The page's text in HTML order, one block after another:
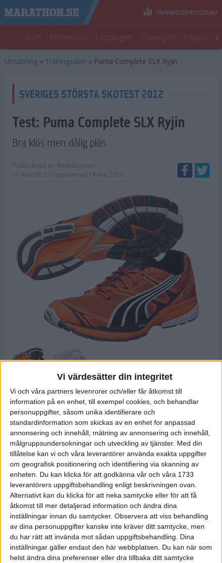
Vi värdesätter din integritet
Vi och våra partners levenrorer och/eller får åtkomst till
information på en enhet, till exempel cookies, och behandlar
personuppgifter, såsom unika identifierare och
standardinformation som skickas av en enhet for anpassad
annonsering och innehåll, mätning av annonsering och innehåll,
målgruppsundersokningar och utveckling av tjänster. Med din
tillåtelse kan vi och våra leverantörer använda exakta uppgifter
om geografisk positionering och identifiering via skanning av
enheten. Du kan klicka för att godkänna vår och våra 1733
leverantörers uppgiftsbehandling enligt beskrivningen ovan.
Alternativt kan du klicka för att neka samtycke eller för att få
åtkomst till mer detaljerad information och ändra dina
inställningar innan du samtycker. Observera att viss behandling
av dina personuppgifter kanske inte kräver ditt samtycke, men
du har rätt att invända mot sådan uppgiftsbehandling. Dina
inställningar gäller endast den här webbplatsen. Du kan när som
helst ändra dina preferenser eller dra tillbaka ditt samtycke
Start Nyheterna Löpningen Träningen
TRÄNINGSPROGRAM
Utrustning » Träningsskor » Puma Complete SLX Ryjin
SVERIGES STÖRSTA SKOTEST 2012
Test: Puma Complete SLX Ryjin
Bra klös men dålig plös
Publicerad av Redaktionen
11 maj 2012 • Uppdaterad 14 maj 2012
Puma Complete SLX Ryjin
8/10
Ännu en positiv
överraskning från Puma.
En sko som fungerar bra
både till distanspassen och
de lite snabbare
intervallpassen. Tunn och lätt sandwich mesh-ovandel får ner
totalvikten på skon. En ganska rymlig läst gör att den passar
normal till lite bredare fot. Skön löpkänsla och driv i denna
modell som har optimal kontakt med underlaget. Plös och
snörning är tyvärr inte bra och gav problem över vristen när
löparna blev tvungna att snöra skon lite hårdare.
Fakta:
Pris: 1100 kr